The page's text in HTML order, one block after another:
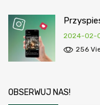
2024-02-
256
OBSERWUJ NAS!